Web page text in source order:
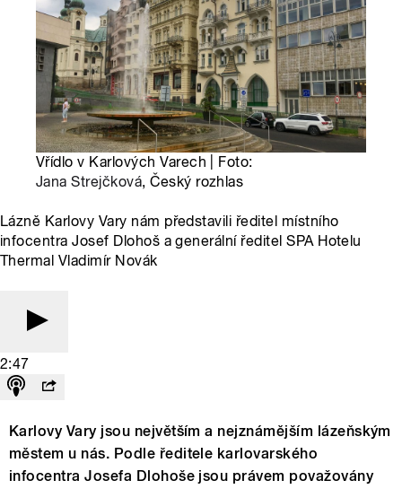
Vřídlo v Karlových Varech | Foto:
Jana Strejčková, Český rozhlas
Lázně Karlovy Vary nám představili ředitel místního
infocentra Josef Dlohoš a generální ředitel SPA Hotelu
Thermal Vladimír Novák
2:47
Karlovy Vary jsou největším a nejznámějším lázeňským
městem u nás. Podle ředitele karlovarského
infocentra Josefa Dlohoše jsou právem považovány